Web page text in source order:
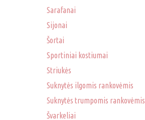
Sarafanai
Sijonai
Šortai
Sportiniai kostiumai
Striukės
Suknytės ilgomis rankovėmis
Suknytės trumpomis rankovėmis
Švarkeliai